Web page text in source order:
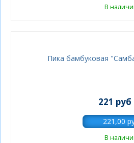
В
Пика бамбуковая
221 руб
В